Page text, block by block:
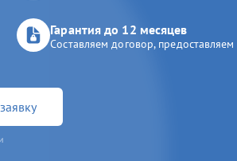
Гарантия до 12 месяцев
Составляем договор,